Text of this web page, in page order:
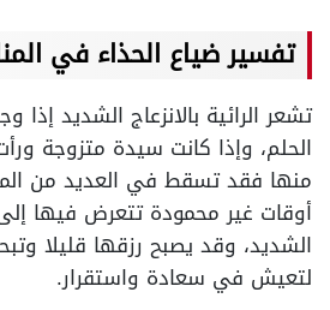
تفسير ضياع الحذاء في
تشعر الرائية بالانزعاج الشديد
الحلم، وإذا كانت سيدة متزوجة
منها فقد تسقط في العديد من
أوقات غير محمودة تتعرض فيها
الشديد، وقد يصبح رزقها قليلا
لتعيش في سعادة واستقرار.